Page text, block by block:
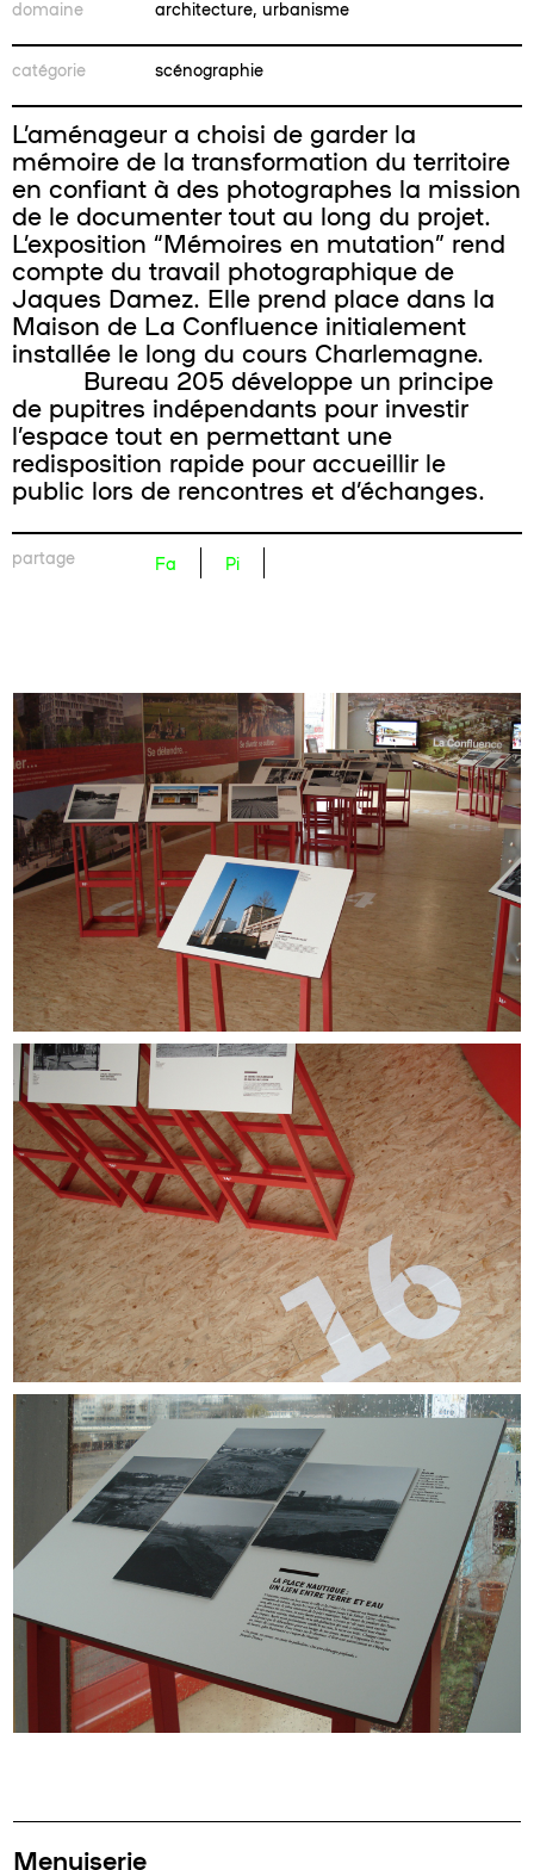
domaine architecture, urbanisme
catégorie scénographie
L’aménageur a choisi de garder la
mémoire de la transformation du territoire
en confiant à des photographes la mission
de le documenter tout au long du projet.
L’exposition “Mémoires en mutation” rend
compte du travail photographique de
Jaques Damez. Elle prend place dans la
Maison de La Confluence initialement
installée le long du cours Charlemagne.
Bureau 205 développe un principe
de pupitres indépendants pour investir
l’espace tout en permettant une
redisposition rapide pour accueillir le
public lors de rencontres et d’échanges.
partage Fa Pi
Menuiserie